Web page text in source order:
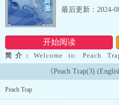
开始阅读
最后更新：2024-
简介:
Welcome to: Peach
message.Add bookcase
support.Translator: Google...
《Peach Trap(3)
Peach Trap